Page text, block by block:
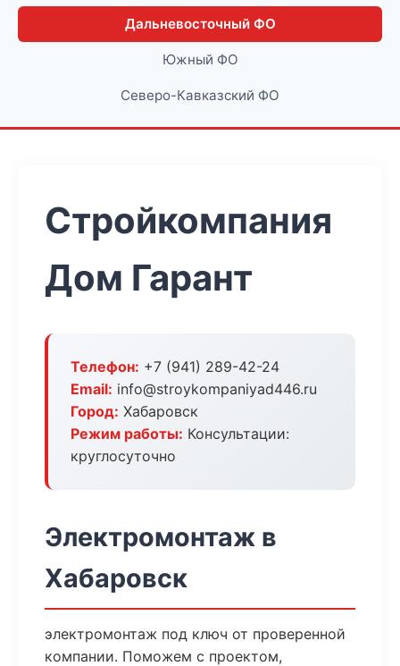
Дальневосточный ФО
Южный ФО
Северо-Кавказский ФО
Стройкомпания
Дом Гарант
Телефон: +7 (941) 289-42-24
Email: info@stroykompaniyad446.ru
Город: Хабаровск
Режим работы: Консультации:
круглосуточно
Электромонтаж в
Хабаровск
электромонтаж под ключ от проверенной
компании. Поможем с проектом,